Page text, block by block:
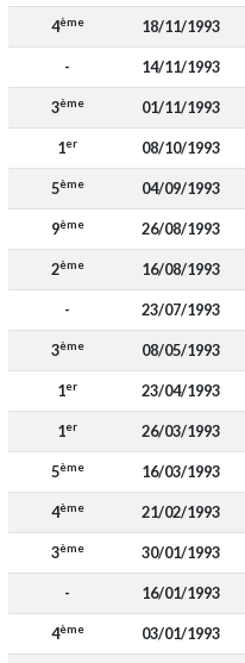
4ème 18/11/1993
- 14/11/1993
3ème 01/11/1993
1er 08/10/1993
5ème 04/09/1993
9ème 26/08/1993
2ème 16/08/1993
- 23/07/1993
3ème 08/05/1993
1er 23/04/1993
1er 26/03/1993
5ème 16/03/1993
4ème 21/02/1993
3ème 30/01/1993
- 16/01/1993
4ème 03/01/1993